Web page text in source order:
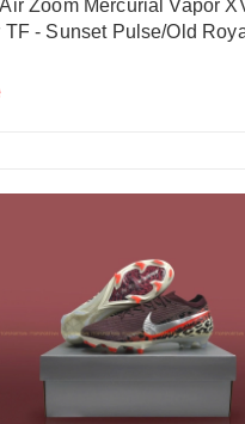
Zoom Mercurial Vapor
TF - Sunset Pulse/Old